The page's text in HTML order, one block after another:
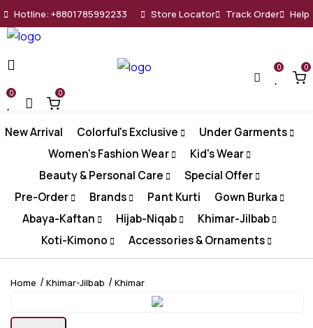
Hotline: +8801785992233 Store Locator Track Order Help
0 0
0 0
New Arrival Colorful's Exclusive
Under Garments
Women's Fashion Wear
Kid's Wear
Beauty & Personal Care
Special Offer
Pre-Order
Brands Pant Kurti
Gown Burka
Abaya-Kaftan
Hijab-Niqab
Khimar-Jilbab
Koti-Kimono
Accessories & Ornaments
Home Khimar-Jilbab Khimar